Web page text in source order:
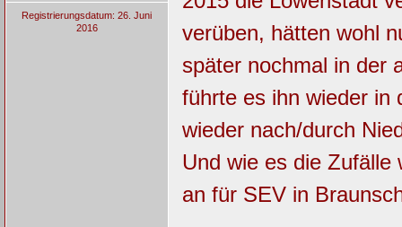
Registrierungsdatum: 26. Juni
2016
verüben, hätten wohl
später nochmal in der
führte es ihn wieder in
wieder nach/durch
Und wie es die Zufälle
an für SEV in